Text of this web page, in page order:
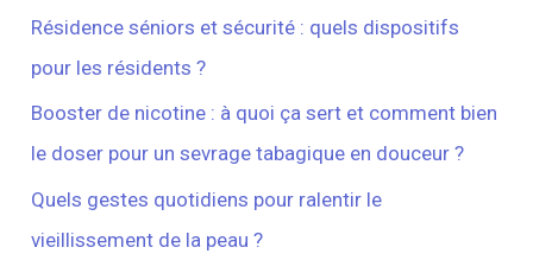
Résidence séniors et sécurité : quels dispositifs
pour les résidents ?
Booster de nicotine : à quoi ça sert et comment bien
le doser pour un sevrage tabagique en douceur ?
Quels gestes quotidiens pour ralentir le
vieillissement de la peau ?